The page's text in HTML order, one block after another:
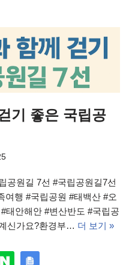
기 좋은 국립공
공원길 7선 #국립공원길7선
여행 #국립공원 #태백산 #오
태안해안 #변산반도 #국립공
신가요?환경부… 더 보기 »